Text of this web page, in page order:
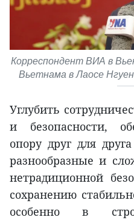
Корреспондент ВИА в
Вьетнама в Лаосе
Углубить
и безопасности,
опору друг для
разнообразные и
нетрадиционной
сохранению
особенно в